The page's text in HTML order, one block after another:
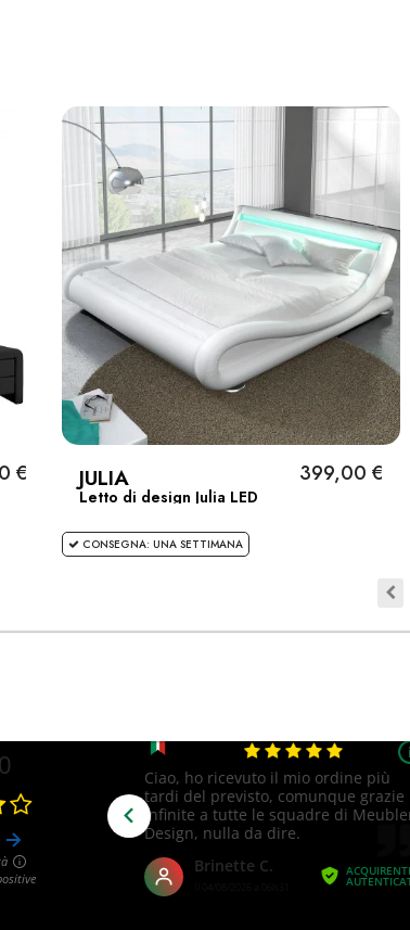
€ JULIA
Letto di design Julia LED
399,00 €
CONSEGNA: UNA SETTIMANA